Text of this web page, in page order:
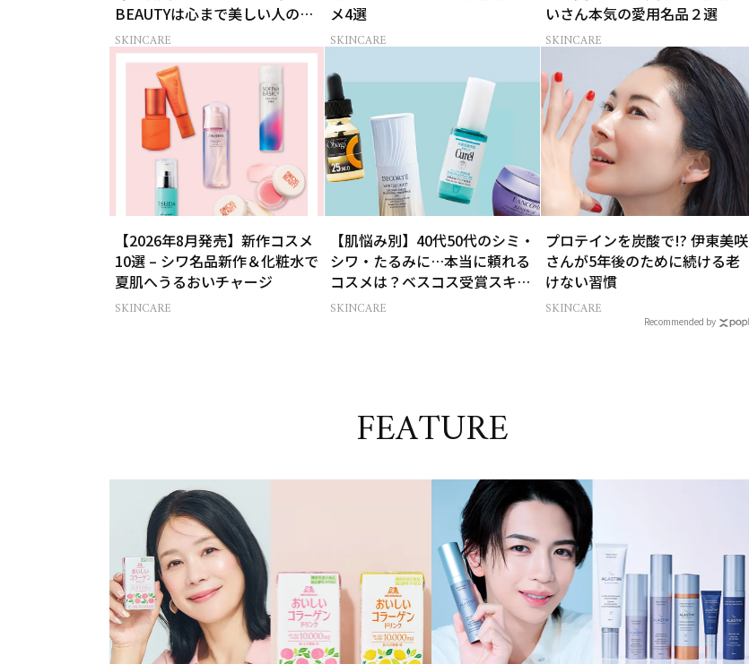
BEAUTYは心まで美しい人の急
先鋒になるはず
SKINCARE
メ4選
SKINCARE
いさん本気の愛用名品２選
SKINCARE
【2026年8月発売】新作コスメ
10選 – シワ名品新作＆化粧水で
夏肌へうるおいチャージ
SKINCARE
【肌悩み別】40代50代のシミ・
シワ・たるみに…本当に頼れる
コスメは？ベスコス受賞スキン
ケア21選
SKINCARE
プロテインを炭酸で!? 伊東美咲
さんが5年後のために続ける老
けない習慣
SKINCARE
Recommended by
FEATURE